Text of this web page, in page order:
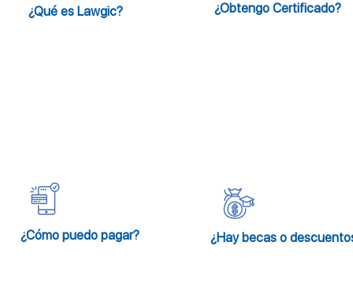
¿Qué es Lawgic? ¿Obtengo Certificado?
¿Cómo puedo pagar? ¿Hay becas o